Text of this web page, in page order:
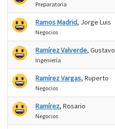
Preparatoria
Ramos Madrid, Jorge Luis
Negocios
Ramírez Valverde, Gustavo
Ingeniería
Ramírez Vargas, Ruperto
Negocios
Ramírez, Rosario
Negocios